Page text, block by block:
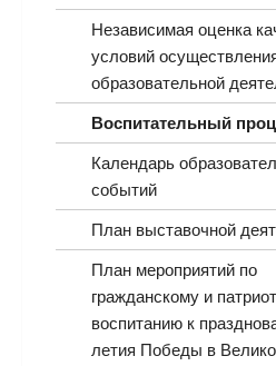
Независимая оценка
условий
образовательной
Воспитательный
Календарь
событий
План выставочной
План мероприятий по
гражданскому и
воспитанию к
летия Победы в